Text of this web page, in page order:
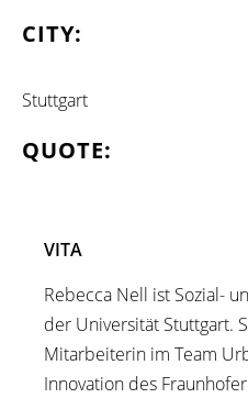
VITA
Rebecca Nell ist Sozial-
der Universität Stuttgart.
Mitarbeiterin im Team
Innovation des
CITY:
Stuttgart
QUOTE: